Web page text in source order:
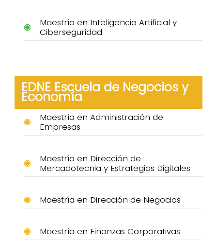
Maestría en Inteligencia Artificial y
Ciberseguridad
EDNE Escuela de Negocios y
Economía
Maestría en Administración de
Empresas
Maestría en Dirección de
Mercadotecnia y Estrategias Digitales
Maestría en Dirección de Negocios
Maestría en Finanzas Corporativas